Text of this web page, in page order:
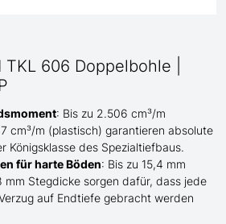
606 Doppelbohle |
: Bis zu 2.506 cm³/m
cm³/m (plastisch) garantieren absolute
Königsklasse des Spezialtiefbaus.
für harte Böden: Bis zu 15,4 mm
mm Stegdicke sorgen dafür, dass jede
auf Endtiefe gebracht werden